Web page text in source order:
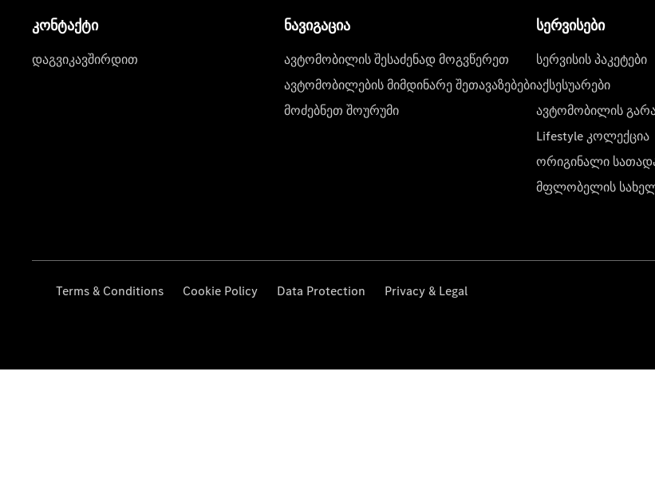
კონტაქტი
დაგვიკავშირდით
ნავიგაცია
ავტომობილის შესაძენად მოგვწერეთ
ავტომობილების მიმდინარე შეთავაზებები
მოძებნეთ შოურუმი
სერვისები
სერვისის პაკეტები
აქსესუარები
ავტომობილის
Lifestyle კოლექცია
ორიგინალი
მფლობელის
Terms & Conditions Cookie Policy Data Protection Privacy & Legal